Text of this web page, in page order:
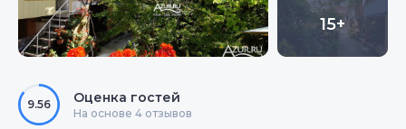
15+
9.56 Оценка гостей
На основе 4 отзывов